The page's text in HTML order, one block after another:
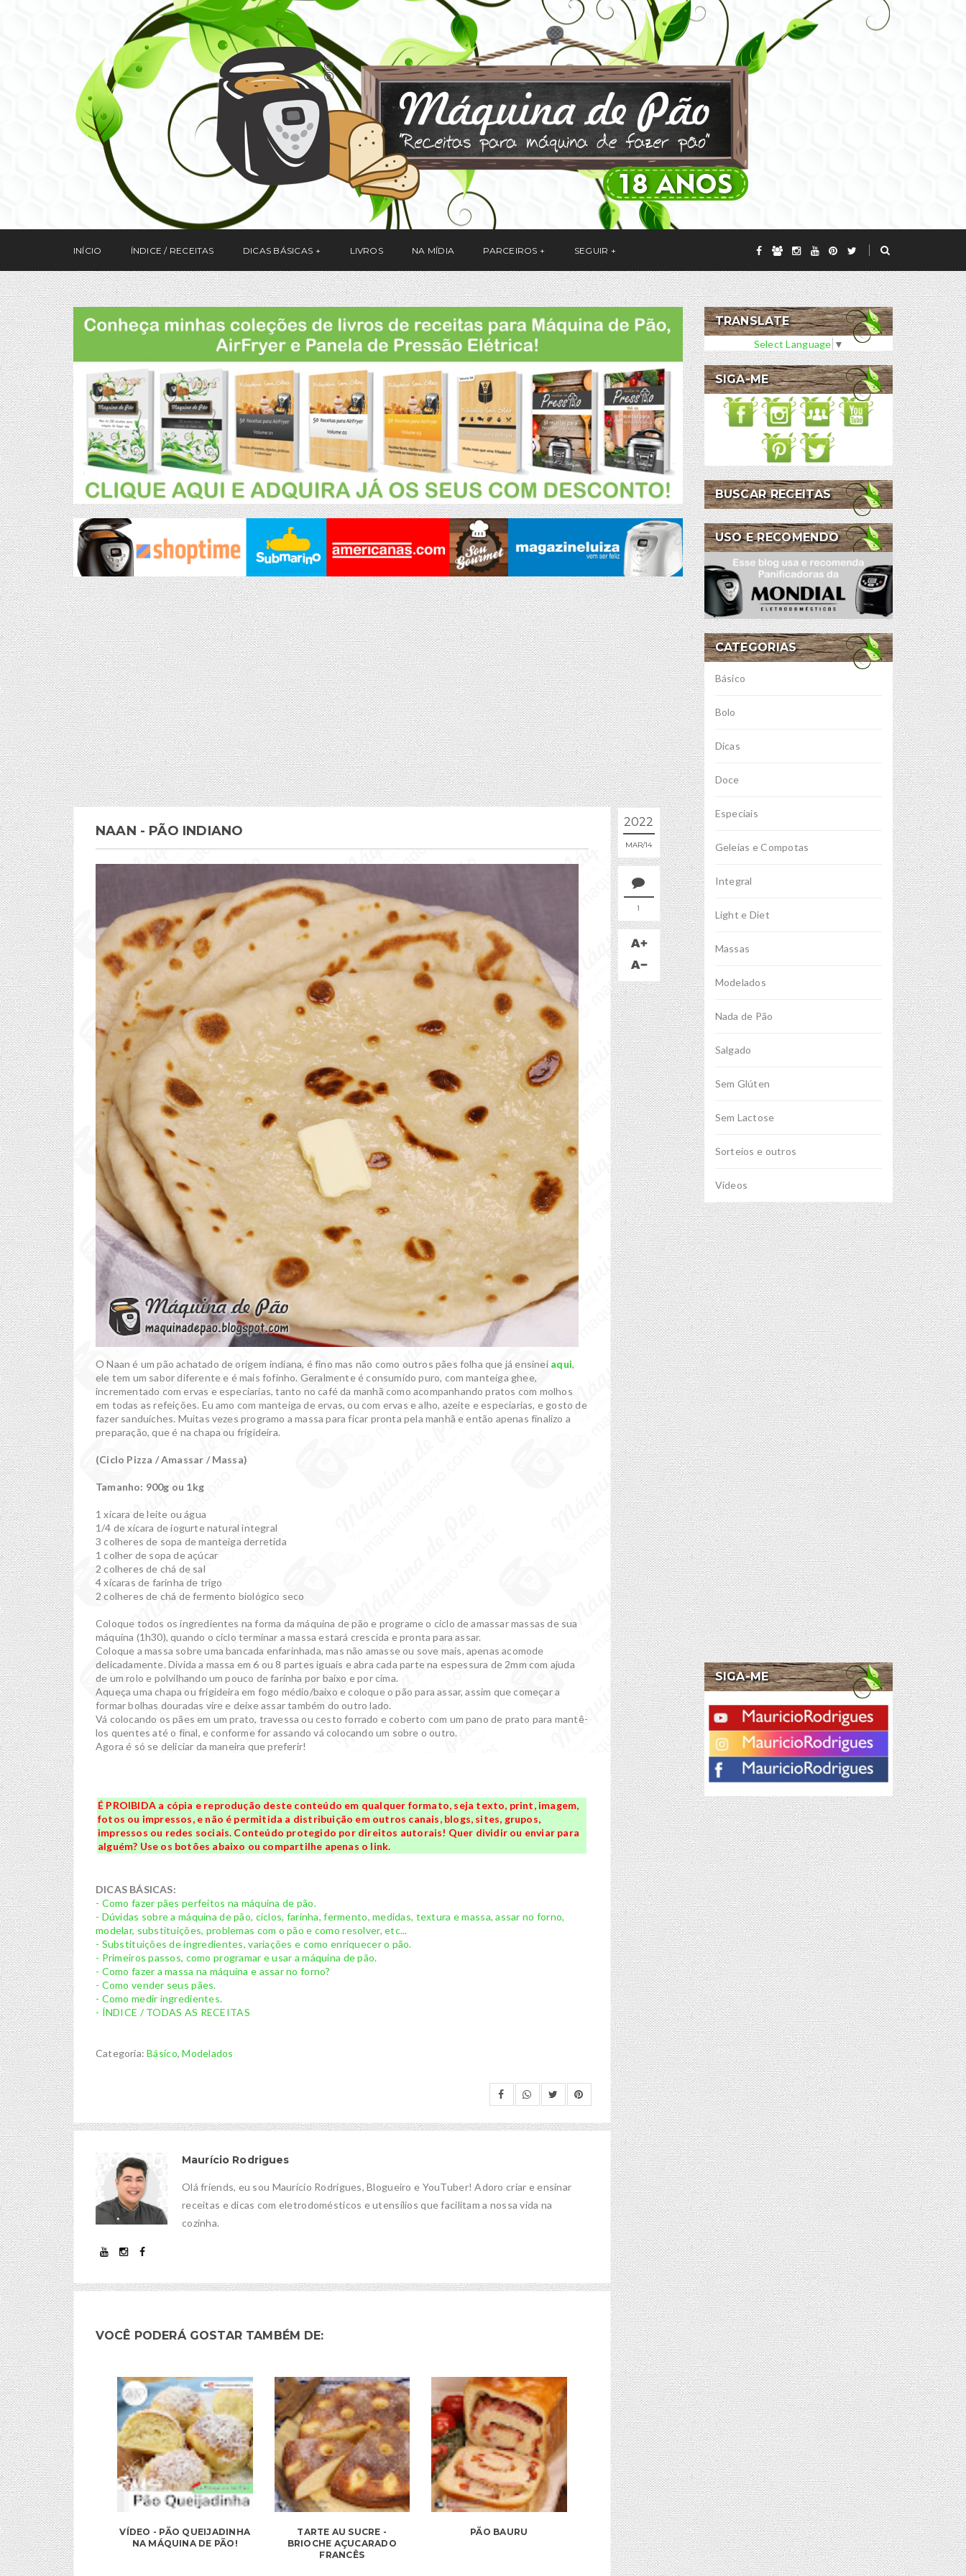
INÍCIO ÍNDICE / RECEITAS DICAS BÁSICAS LIVROS NA MÍDIA PARCEIROS SEGUIR
2022
MAR 14
1
NAAN - PÃO INDIANO
O Naan é um pão achatado de origem indiana, é fino mas não como outros pães folha que já ensinei aqui,
ele tem um sabor diferente e é mais fofinho. Geralmente é consumido puro, com manteiga ghee,
incrementado com ervas e especiarias, tanto no café da manhã como acompanhando pratos com molhos
em todas as refeições. Eu amo com manteiga de ervas, ou com ervas e alho, azeite e especiarias, e gosto de
fazer sanduíches. Muitas vezes programo a massa para ficar pronta pela manhã e então apenas finalizo a
preparação, que é na chapa ou frigideira.
(Ciclo Pizza / Amassar / Massa)
Tamanho: 900g ou 1kg
1 xícara de leite ou água
1/4 de xícara de iogurte natural integral
3 colheres de sopa de manteiga derretida
1 colher de sopa de açúcar
2 colheres de chá de sal
4 xícaras de farinha de trigo
2 colheres de chá de fermento biológico seco
Coloque todos os ingredientes na forma da máquina de pão e programe o ciclo de amassar massas de sua
máquina (1h30), quando o ciclo terminar a massa estará crescida e pronta para assar.
Coloque a massa sobre uma bancada enfarinhada, mas não amasse ou sove mais, apenas acomode
delicadamente. Divida a massa em 6 ou 8 partes iguais e abra cada parte na espessura de 2mm com ajuda
de um rolo e polvilhando um pouco de farinha por baixo e por cima.
Aqueça uma chapa ou frigideira em fogo médio/baixo e coloque o pão para assar, assim que começar a
formar bolhas douradas vire e deixe assar também do outro lado.
Vá colocando os pães em um prato, travessa ou cesto forrado e coberto com um pano de prato para mantê-
los quentes até o final, e conforme for assando vá colocando um sobre o outro.
Agora é só se deliciar da maneira que preferir!
É PROIBIDA a cópia e reprodução deste conteúdo em qualquer formato, seja texto, print, imagem,
fotos ou impressos, e não é permitida a distribuição em outros canais, blogs, sites, grupos,
impressos ou redes sociais. Conteúdo protegido por direitos autorais! Quer dividir ou enviar para
alguém? Use os botões abaixo ou compartilhe apenas o link.
DICAS BÁSICAS:
- Como fazer pães perfeitos na máquina de pão.
- Dúvidas sobre a máquina de pão, ciclos, farinha, fermento, medidas, textura e massa, assar no forno,
modelar, substituições, problemas com o pão e como resolver, etc...
- Substituições de ingredientes, variações e como enriquecer o pão.
- Primeiros passos, como programar e usar a máquina de pão.
- Como fazer a massa na máquina e assar no forno?
- Como vender seus pães.
- Como medir ingredientes.
- ÍNDICE / TODAS AS RECEITAS
Categoria:Básico,Modelados
Maurício Rodrigues
Olá friends, eu sou Maurício Rodrigues, Blogueiro e YouTuber! Adoro criar e ensinar
receitas e dicas com eletrodomésticos e utensílios que facilitam a nossa vida na
cozinha.
VOCÊ PODERÁ GOSTAR TAMBÉM DE:
VÍDEO - PÃO QUEIJADINHA
NA MÁQUINA DE PÃO!
TARTE AU SUCRE -
BRIOCHE AÇUCARADO
FRANCÊS
PÃO BAURU
TRANSLATE
Select Language ▼
SIGA-ME
BUSCAR RECEITAS
USO E RECOMENDO
CATEGORIAS
Básico
Bolo
Dicas
Doce
Especiais
Geleias e Compotas
Integral
Light e Diet
Massas
Modelados
Nada de Pão
Salgado
Sem Glúten
Sem Lactose
Sorteios e outros
Vídeos
SIGA-ME